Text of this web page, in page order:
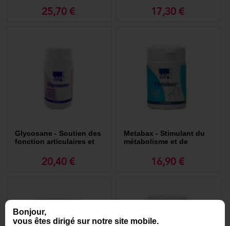
Bonjour,
vous êtes dirigé sur notre site mobile.
25,70 € 17,30 €
Glycosane - Soutien des
fonction articulaires et
20,40 €
Metabax - Stimulant du
métabolisme et de
16,90 €